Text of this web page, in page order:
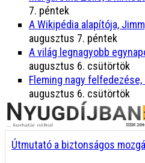
7. péntek
A Wikipédia alapítója,
augusztus 7. péntek
A világ legnagyobb
augusztus 6. csütörtök
Fleming nagy
augusztus 6. csütörtök
Útmutató a biztonságos